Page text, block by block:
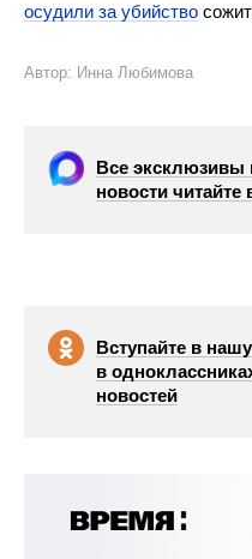
осудили за убийство
Автор: Инна Любимова
Все эксклюзивы
новости
Вступайте в
в
новостей